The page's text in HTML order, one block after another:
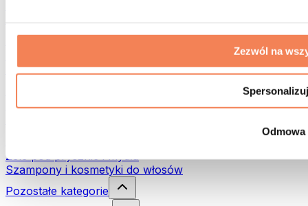
Zezwól na
Spersonalizuj
Odmowa
Trekking
Filtry i dzbanki do wody
Środki do prania
Żele pod prysznic i mydła
Szampony i kosmetyki do włosów
Pozostałe kategorie